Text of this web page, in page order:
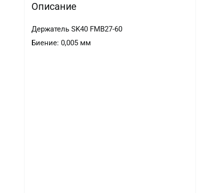
Описание
Держатель SK40 FMВ27-60
Биение: 0,005 мм